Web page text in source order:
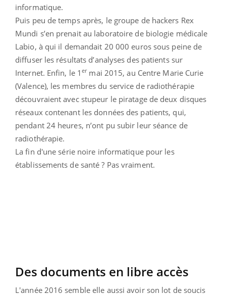
informatique.
Puis peu de temps après, le groupe de hackers Rex
Mundi s’en prenait au laboratoire de biologie médicale
Labio, à qui il demandait 20 000 euros sous peine de
diffuser les résultats d’analyses des patients sur
Internet. Enfin, le 1ermai 2015, au Centre Marie Curie
(Valence), les membres du service de radiothérapie
découvraient avec stupeur le piratage de deux disques
réseaux contenant les données des patients, qui,
pendant 24 heures, n’ont pu subir leur séance de
radiothérapie.
La fin d'une série noire informatique pour les
établissements de santé ? Pas vraiment.
Des documents en libre accès
L'année 2016 semble elle aussi avoir son lot de soucis